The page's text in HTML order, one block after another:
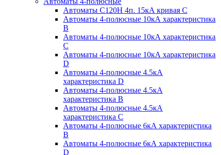
Автоматы С120H 4п. 15кА кривая C
Автоматы 4-полюсные 10кА характеристика
B
Автоматы 4-полюсные 10кА характеристика
C
Автоматы 4-полюсные 10кА характеристика
D
Автоматы 4-полюсные 4.5кА
характеристика D
Автоматы 4-полюсные 4.5кА
характеристика В
Автоматы 4-полюсные 4.5кА
характеристика С
Автоматы 4-полюсные 6кА характеристика
B
Автоматы 4-полюсные 6кА характеристика
D